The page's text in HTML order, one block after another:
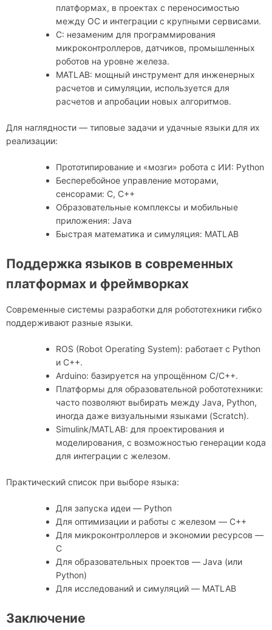
платформах, в проектах с переносимостью
между ОС и интеграции с крупными сервисами.
C: незаменим для программирования
микроконтроллеров, датчиков, промышленных
роботов на уровне железа.
MATLAB: мощный инструмент для инженерных
расчетов и симуляции, используется для
расчетов и апробации новых алгоритмов.
Для наглядности — типовые задачи и удачные языки для их
реализации:
Прототипирование и «мозги» робота с ИИ: Python
Бесперебойное управление моторами,
сенсорами: C, C++
Образовательные комплексы и мобильные
приложения: Java
Быстрая математика и симуляция: MATLAB
Поддержка языков в современных
платформах и фреймворках
Современные системы разработки для робототехники гибко
поддерживают разные языки.
ROS (Robot Operating System): работает с Python
и C++.
Arduino: базируется на упрощённом C/C++.
Платформы для образовательной робототехники:
часто позволяют выбирать между Java, Python,
иногда даже визуальными языками (Scratch).
Simulink/MATLAB: для проектирования и
моделирования, с возможностью генерации кода
для интеграции с железом.
Практический список при выборе языка:
Для запуска идеи — Python
Для оптимизации и работы с железом — C++
Для микроконтроллеров и экономии ресурсов —
C
Для образовательных проектов — Java (или
Python)
Для исследований и симуляций — MATLAB
Заключение